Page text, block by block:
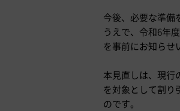
今後、必要な準備
うえで、令和6年
を事前にお知らせ
本見直しは、現行
を対象として割り
のです。